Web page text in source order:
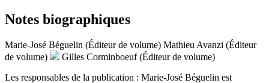
Notes biographiques
Marie-José Béguelin (Éditeur de volume) Mathieu Avanzi (Éditeur
de volume)
Gilles Corminboeuf (Éditeur de volume)
Les responsables de la publication : Marie-José Béguelin est